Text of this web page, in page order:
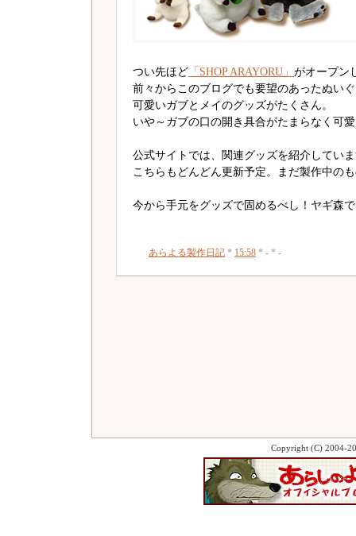
つい先ほど 「SHOP ARAYORU」 がオープン
前々からこのブログでも要望のあったぬい
可愛いガブとメイのグッズがたくさん。
いや～ガブの口の開き具合がたまらなく可
公式サイトでは、関連グッズを紹介してい
こちらもどんどん更新予定。まだ製作中の
今から手元をグッズで固めるべし！ヤギ森
あらよる製作日記 * 15:58 * - * -
Copyright (C) 2004-